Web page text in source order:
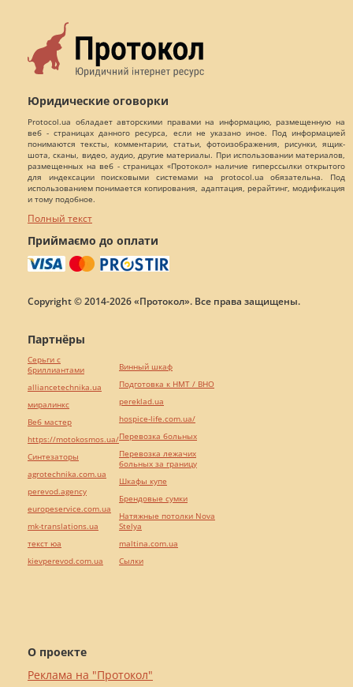
Юридические оговорки
Protocol.ua обладает авторскими правами на информацию, размещенную на
веб - страницах данного ресурса, если не указано иное. Под информацией
понимаются тексты, комментарии, статьи, фотоизображения, рисунки, ящик-
шота, сканы, видео, аудио, другие материалы. При использовании материалов,
размещенных на веб - страницах «Протокол» наличие гиперссылки открытого
для индексации поисковыми системами на protocol.ua обязательна. Под
использованием понимается копирования, адаптация, рерайтинг, модификация
и тому подобное.
Полный текст
Приймаємо до оплати
Copyright © 2014-2026 «Протокол». Все права защищены.
О проекте
Реклама на "Протокол"
Партнёры
Серьги с
бриллиантами
alliancetechnika.ua
миралинкс
Веб мастер
https://motokosmos.ua/
Синтезаторы
agrotechnika.com.ua
perevod.agency
europeservice.com.ua
mk-translations.ua
текст юа
kievperevod.com.ua
Винный шкаф
Подготовка к НМТ / ВНО
pereklad.ua
hospice-life.com.ua/
Перевозка больных
Перевозка лежачих
больных за границу
Шкафы купе
Брендовые сумки
Натяжные потолки Nova
Stelya
maltina.com.ua
Cылки